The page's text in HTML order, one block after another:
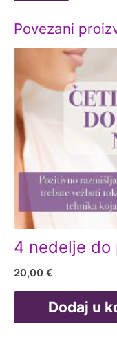
Povezani
4 nedelje do
20,00 €
Dodaj u